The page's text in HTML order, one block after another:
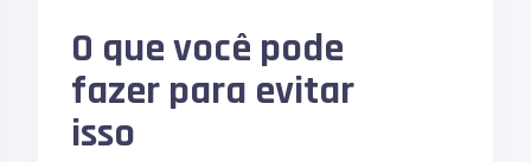
O que você pode
fazer para evitar
isso